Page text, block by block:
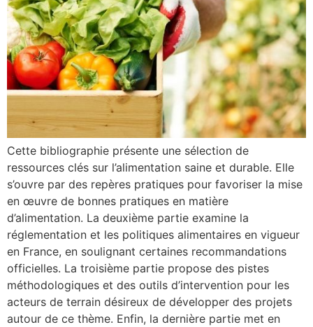
Cette bibliographie présente une sélection de
ressources clés sur l’alimentation saine et durable. Elle
s’ouvre par des repères pratiques pour favoriser la mise
en œuvre de bonnes pratiques en matière
d’alimentation. La deuxième partie examine la
réglementation et les politiques alimentaires en vigueur
en France, en soulignant certaines recommandations
officielles. La troisième partie propose des pistes
méthodologiques et des outils d’intervention pour les
acteurs de terrain désireux de développer des projets
autour de ce thème. Enfin, la dernière partie met en